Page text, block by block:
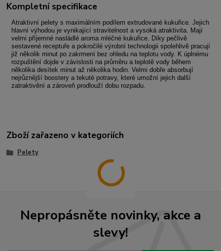
Kompletní specifikace
Atraktivní pelety s maximálním podílem extrudované kukuřice. Jejich
hlavní výhodou je vynikající stravitelnost a vysoká atraktivita. Mají
velmi příjemné nasládlé aroma mléčné kukuřice. Díky pečlivě
sestavené receptuře a pokročilé výrobní technologii spolehlivě pracují
již několik minut po zakrmení bez ohledu na teplotu vody. K úplnému
rozpuštění dojde v závislosti na průměru a teplotě vody během
několika desítek minut až několika hodin. Velmi dobře absorbují
nejrůznější boostery a tekuté potravy, které umožní jejich další
zatraktivění a zároveň prodlouží dobu rozpadu.
Zboží zařazeno v kategoriích
Pelety
Nepropásněte novinky, akce a
slevy!